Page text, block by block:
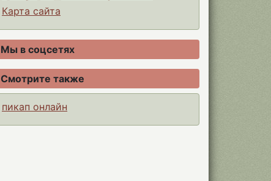
Карта сайта
Мы в соцсетях
Смотрите также
пикап онлайн